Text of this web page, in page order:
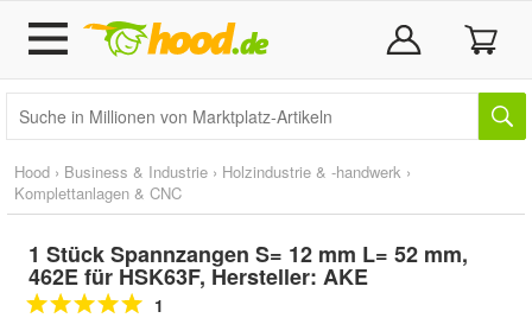
Hood › Business & Industrie › Holzindustrie & -handwerk ›
Komplettanlagen & CNC
1 Stück Spannzangen S= 12 mm L= 52 mm,
462E für HSK63F, Hersteller: AKE
1